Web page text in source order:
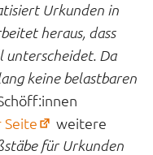
Urkunden in
heraus, dass
Da
keine belastbaren
Seite
(öffnet
in
weitere
für Urkunden